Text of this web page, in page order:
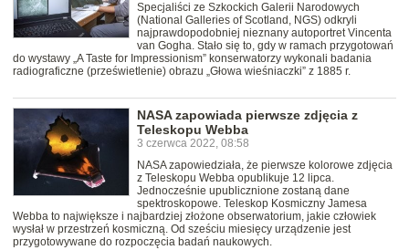
Specjaliści ze Szkockich Galerii Narodowych
(National Galleries of Scotland, NGS) odkryli
najprawdopodobniej nieznany autoportret Vincenta
van Gogha. Stało się to, gdy w ramach przygotowań
do wystawy „A Taste for Impressionism” konserwatorzy wykonali badania
radiograficzne (prześwietlenie) obrazu „Głowa wieśniaczki” z 1885 r.
NASA zapowiada pierwsze zdjęcia z
Teleskopu Webba
3 czerwca 2022, 08:58
NASA zapowiedziała, że pierwsze kolorowe zdjęcia
z Teleskopu Webba opublikuje 12 lipca.
Jednocześnie upublicznione zostaną dane
spektroskopowe. Teleskop Kosmiczny Jamesa
Webba to największe i najbardziej złożone obserwatorium, jakie człowiek
wysłał w przestrzeń kosmiczną. Od sześciu miesięcy urządzenie jest
przygotowywane do rozpoczęcia badań naukowych.